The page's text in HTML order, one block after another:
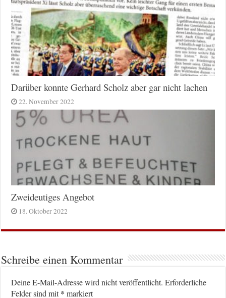
Darüber konnte Gerhard Scholz aber gar nicht lachen
22. November 2022
Zweideutiges Angebot
18. Oktober 2022
Schreibe einen Kommentar
Deine E-Mail-Adresse wird nicht veröffentlicht. Erforderliche
Felder sind mit* markiert